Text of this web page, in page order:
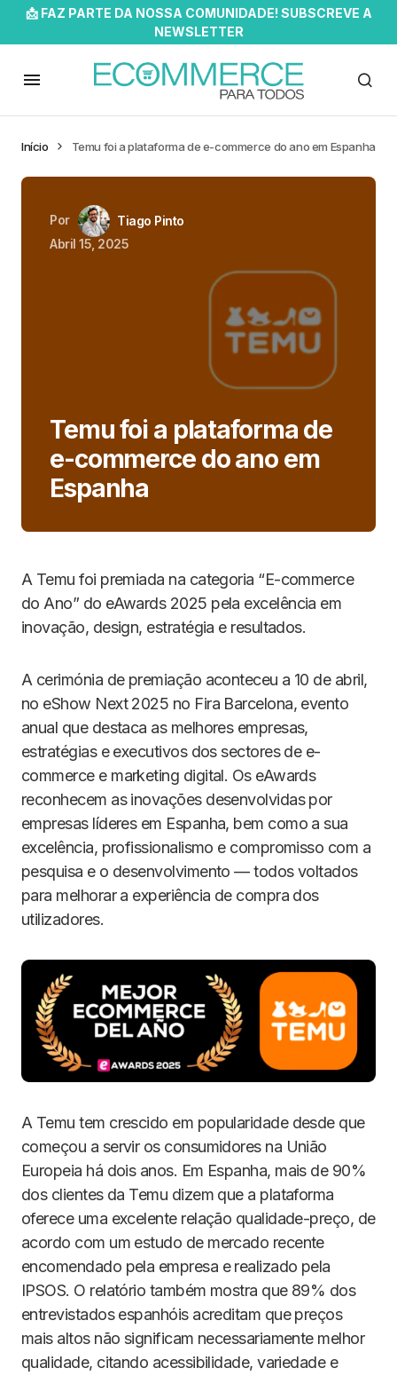
📩 FAZ PARTE DA NOSSA COMUNIDADE! SUBSCREVE A
NEWSLETTER
Início Temu foi a plataforma de e-commerce do ano em Espanha
Por
Tiago Pinto
Abril 15, 2025
Temu foi a plataforma de
e-commerce do ano em
Espanha
A Temu foi premiada na categoria “E-commerce
do Ano” do eAwards 2025 pela excelência em
inovação, design, estratégia e resultados.
A cerimónia de premiação aconteceu a 10 de abril,
no eShow Next 2025 no Fira Barcelona, evento
anual que destaca as melhores empresas,
estratégias e executivos dos sectores de e-
commerce e marketing digital. Os eAwards
reconhecem as inovações desenvolvidas por
empresas líderes em Espanha, bem como a sua
excelência, profissionalismo e compromisso com a
pesquisa e o desenvolvimento — todos voltados
para melhorar a experiência de compra dos
utilizadores.
A Temu tem crescido em popularidade desde que
começou a servir os consumidores na União
Europeia há dois anos. Em Espanha, mais de 90%
dos clientes da Temu dizem que a plataforma
oferece uma excelente relação qualidade-preço, de
acordo com um estudo de mercado recente
encomendado pela empresa e realizado pela
IPSOS. O relatório também mostra que 89% dos
entrevistados espanhóis acreditam que preços
mais altos não significam necessariamente melhor
qualidade, citando acessibilidade, variedade e